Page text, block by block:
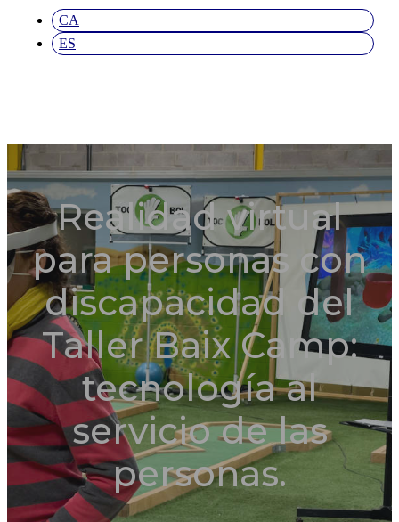
CA
ES
Realidad virtual
para personas con
discapacidad del
Taller Baix Camp:
tecnología al
servicio de las
personas.